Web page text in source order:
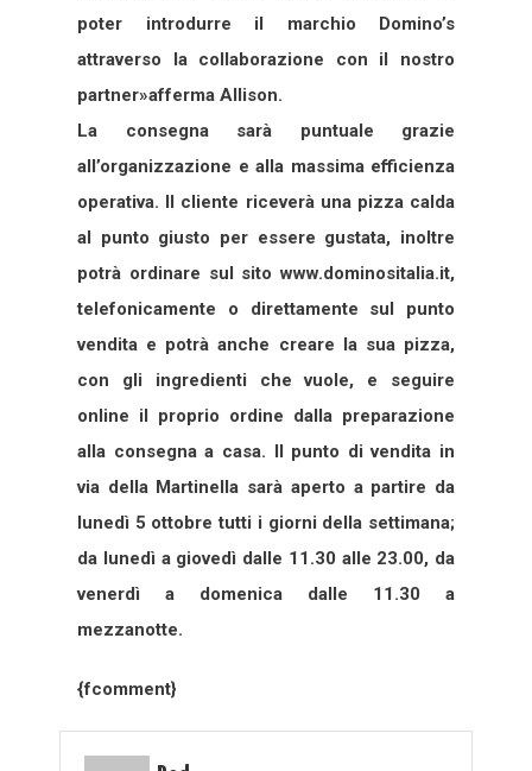
poter introdurre il marchio Domino’s
attraverso la collaborazione con il nostro
partner»afferma Allison.
La consegna sarà puntuale grazie
all’organizzazione e alla massima efficienza
operativa. Il cliente riceverà una pizza calda
al punto giusto per essere gustata, inoltre
potrà ordinare sul sito www.dominositalia.it,
telefonicamente o direttamente sul punto
vendita e potrà anche creare la sua pizza,
con gli ingredienti che vuole, e seguire
online il proprio ordine dalla preparazione
alla consegna a casa. Il punto di vendita in
via della Martinella sarà aperto a partire da
lunedì 5 ottobre tutti i giorni della settimana;
da lunedì a giovedì dalle 11.30 alle 23.00, da
venerdì a domenica dalle 11.30 a
mezzanotte.
{fcomment}